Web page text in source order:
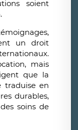
soient
un droit
mais
que la
traduise en
durables,
soins de